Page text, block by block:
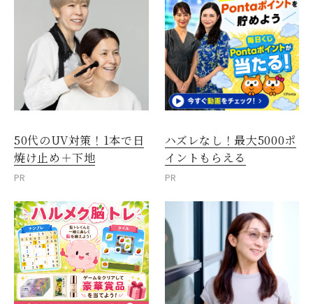
50代のUV対策！1本で日
焼け止め＋下地
PR
ハズレなし！最大5000ポ
イントもらえる
PR